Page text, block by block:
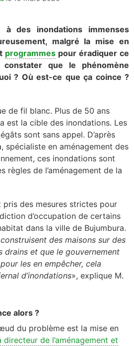
à des inondations immenses
malgré la mise en
programmes pour éradiquer ce
que le phénomène
? Où est-ce que ça coince ?
de fil blanc. Plus de 50 ans
est la cible des inondations. Les
sont sans appel. D’après
spécialiste en aménagement des
ces inondations sont
règles de l’aménagement de la
pris des mesures strictes pour
d’occupation de certains
dans la ville de Bujumbura.
des maisons sur des
drains et que le gouvernement
les en empêcher, cela
d’inondations», explique M.
alors ?
du problème est la mise en
directeur de l’aménagement et